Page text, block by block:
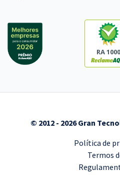
RA 1000
© 2012 - 2026 Gran
Política de
Termos